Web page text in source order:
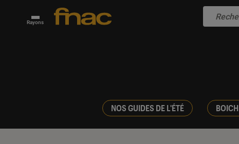
Rayons
NOS GUIDES DE L'ÉTÉ